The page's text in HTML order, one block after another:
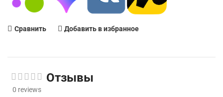
Сравнить Добавить в избранное
0 reviews
Отзывы